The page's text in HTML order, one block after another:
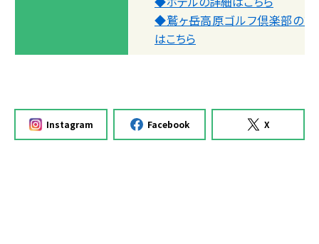
◆鷲ヶ岳高原ゴルフ倶楽部の詳
はこちら
Instagram Facebook X